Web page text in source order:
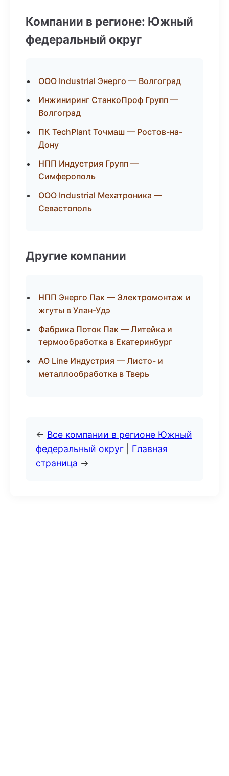
Компании в регионе: Южный
федеральный округ
ООО Industrial Энерго — Волгоград
Инжиниринг СтанкоПроф Групп —
Волгоград
ПК TechPlant Точмаш — Ростов-на-
Дону
НПП Индустрия Групп —
Симферополь
ООО Industrial Мехатроника —
Севастополь
Другие компании
НПП Энерго Пак — Электромонтаж и
жгуты в Улан-Удэ
Фабрика Поток Пак — Литейка и
термообработка в Екатеринбург
АО Line Индустрия — Листо- и
металлообработка в Тверь
← Все компании в регионе Южный
федеральный округ
Главная
страница →